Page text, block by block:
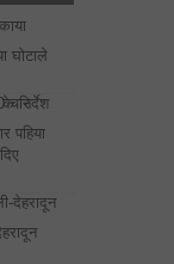
घोटाले
पहिया